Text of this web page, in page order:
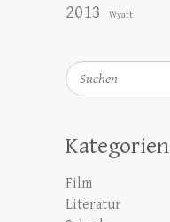
2013
Wyatt
Suchen
Kategorien
Film
Literatur